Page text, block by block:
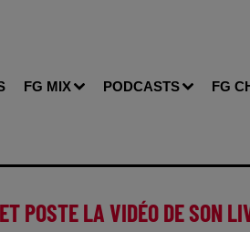
FG MIX PODCASTS FG
POSTE LA VIDÉO DE SON